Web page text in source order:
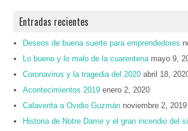
Entradas recientes
Deseos de buena suerte para emprendedores
Lo bueno y lo malo de la cuarentena mayo 9,
Coronavirus y la tragedia del 2020 abril 18,
Acontecimientos 2019 enero 2, 2020
Calaverita a Ovidio Guzmán noviembre 2, 2019
Historia de Notre Dame y el gran incendio del